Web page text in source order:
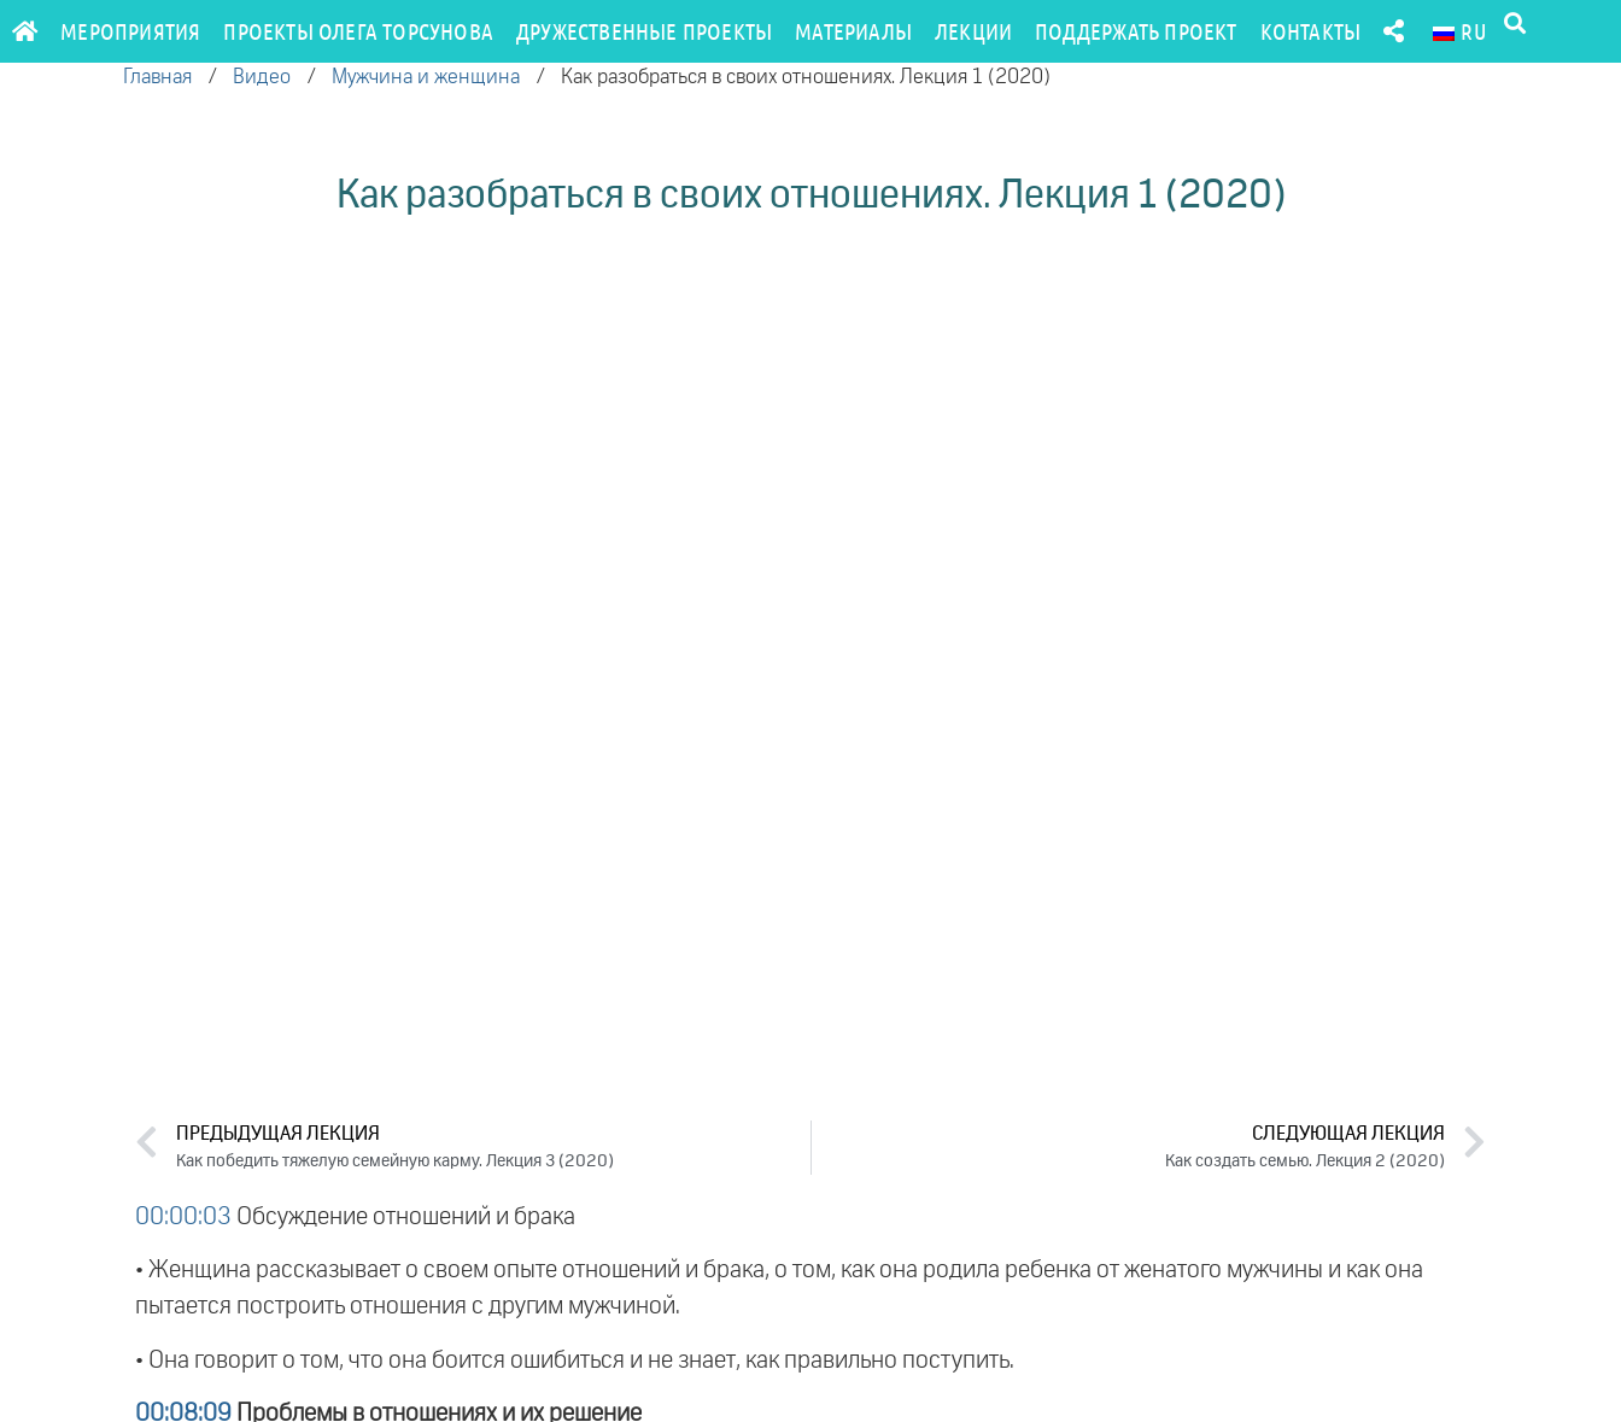
МЕРОПРИЯТИЯ ПРОЕКТЫ ОЛЕГА ТОРСУНОВА ДРУЖЕСТВЕННЫЕ ПРОЕКТЫ МАТЕРИАЛЫ ЛЕКЦИИ ПОДДЕРЖАТЬ ПРОЕКТ КОНТАКТЫ RU
Главная / Видео / Мужчина и женщина / Как разобраться в своих отношениях. Лекция 1 (2020)
Как разобраться в своих отношениях. Лекция 1 (2020)
ПРЕДЫДУЩАЯ ЛЕКЦИЯ
Как победить тяжелую семейную карму. Лекция 3 (2020)
СЛЕДУЮЩАЯ ЛЕКЦИЯ
Как создать семью. Лекция 2 (2020)
00:00:03 Обсуждение отношений и брака
• Женщина рассказывает о своем опыте отношений и брака, о том, как она родила ребенка от женатого мужчины и как она
пытается построить отношения с другим мужчиной.
• Она говорит о том, что она боится ошибиться и не знает, как правильно поступить.
00:08:09 Проблемы в отношениях и их решение